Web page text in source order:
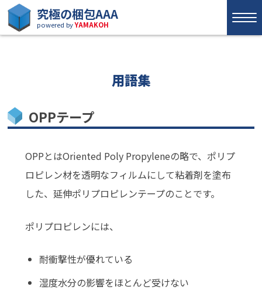
究極の梱包AAA
powered byYAMAKOH
用語集
OPPテープ
OPPとはOriented Poly Propyleneの略で、ポリプ
ロピレン材を透明なフィルムにして粘着剤を塗布
した、延伸ポリプロピレンテープのことです。
ポリプロピレンには、
耐衝撃性が優れている
湿度水分の影響をほとんど受けない